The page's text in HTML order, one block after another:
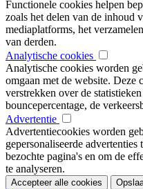
Functionele cookies helpen
zoals het delen van de inhoud
mediaplatforms, het
van derden.
Analytische cookies
Analytische cookies worden
omgaan met de website. Deze
verstrekken over de
bouncepercentage, de
Advertentie
Advertentiecookies worden
gepersonaliseerde
bezochte pagina's en om de
te analyseren.
Accepteer alle cookies